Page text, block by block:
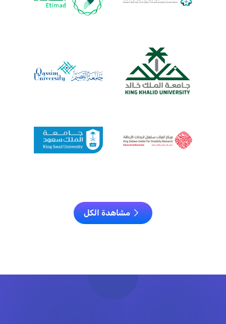
مشاهدة الكل